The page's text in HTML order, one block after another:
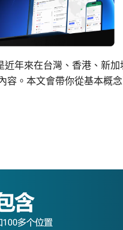
近年來在台灣、香港、新
容。本文會帶你從基本概